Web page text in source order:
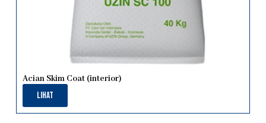
Acian Skim Coat (interior)
Lihat